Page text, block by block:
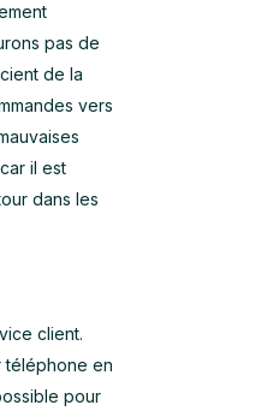
pas de
de la
vers
il est
dans les
client.
téléphone en
pour